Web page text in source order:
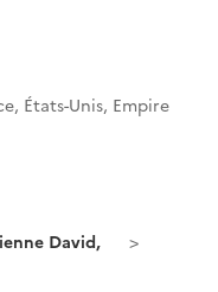
États-Unis, Empire
David,